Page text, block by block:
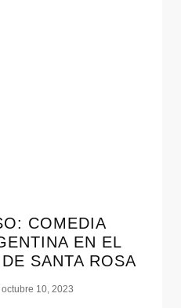
COMEDIA
EN EL
SANTA ROSA
octubre 10, 2023